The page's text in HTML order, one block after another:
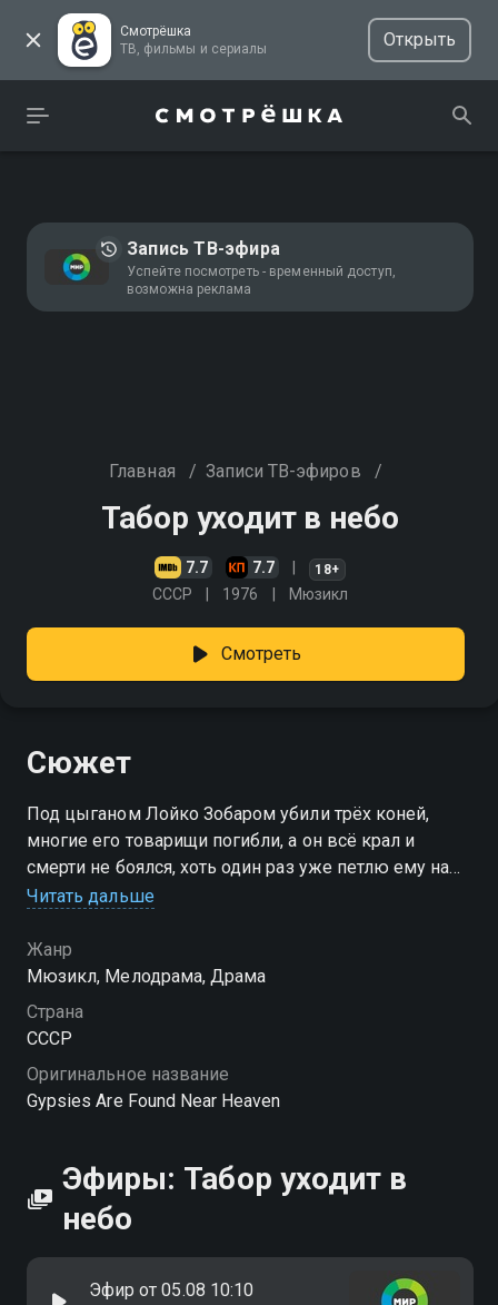
Смотрёшка
ТВ, фильмы и сериалы
Открыть
Запись ТВ-эфира
Успейте посмотреть - временный доступ,
возможна реклама
Главная / Записи ТВ-эфиров /
Табор уходит в небо
7.7 7.7 18+
СССР 1976 Мюзикл
Смотреть
Сюжет
Под цыганом Лойко Зобаром убили трёх коней,
многие его товарищи погибли, а он всё крал и
смерти не боялся, хоть один раз уже петлю ему на
шею надели. Беда подстерегла его в виде
говорится, коса на камень
Читать дальше
Жанр
Мюзикл, Мелодрама, Драма
Страна
СССР
Оригинальное название
Gypsies Are Found Near Heaven
Эфиры: Табор уходит в
небо
Эфир от 05.08 10:10